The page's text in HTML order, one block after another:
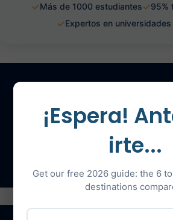
✓Más de 1000 estudiantes✓95%
✓Expertos en universidades
Contáctenos para
Hable con un
¡Espera!
irte...
Get our free 2026 guide: the 6
destinations